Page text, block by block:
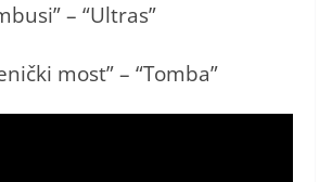
– “Ultras”
most” – “Tomba”